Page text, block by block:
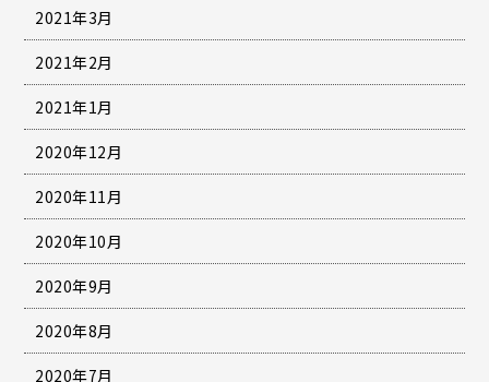
2021年3月
2021年2月
2021年1月
2020年12月
2020年11月
2020年10月
2020年9月
2020年8月
2020年7月